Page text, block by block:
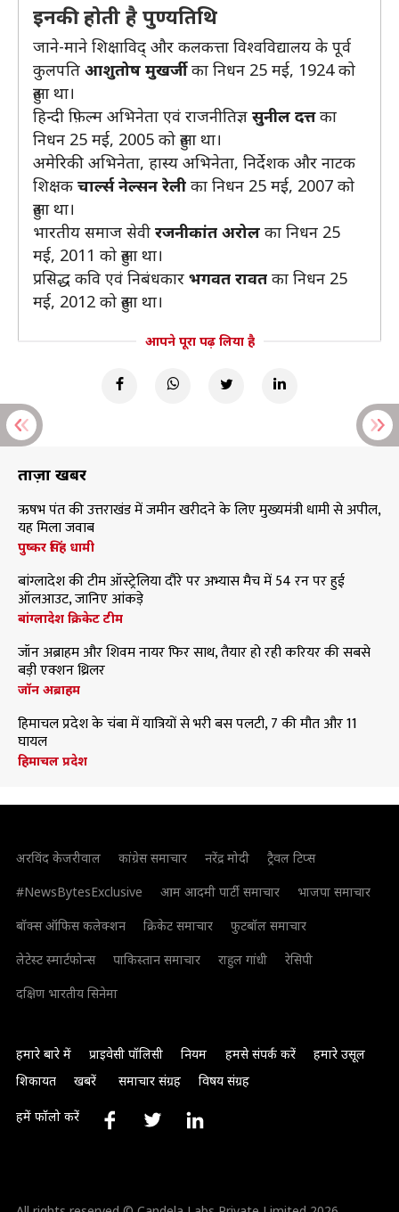
इनकी होती है पुण्यतिथि
जाने-माने शिक्षाविद् और कलकत्ता विश्वविद्यालय के पूर्व
कुलपति आशुतोष मुखर्जीका निधन 25 मई, 1924 को
हुआ था।
हिन्दी फ़िल्म अभिनेता एवं राजनीतिज्ञ सुनील दत्तका
निधन 25 मई, 2005 को हुआ था।
अमेरिकी अभिनेता, हास्य अभिनेता, निर्देशक और नाटक
शिक्षक चार्ल्स नेल्सन रेली का निधन 25 मई, 2007 को
हुआ था।
भारतीय समाज सेवी रजनीकांत अरोल का निधन 25
मई, 2011 को हुआ था।
प्रसिद्ध कवि एवं निबंधकार भगवत रावत का निधन 25
मई, 2012 को हुआ था।
आपने पूरा पढ़ लिया है
ताज़ा खबरें
ऋषभ पंत की उत्तराखंड में जमीन खरीदने के लिए मुख्यमंत्री धामी से अपील,
यह मिला जवाब
पुष्कर सिंह धामी
बांग्लादेश की टीम ऑस्ट्रेलिया दौरे पर अभ्यास मैच में 54 रन पर हुई
ऑलआउट, जानिए आंकड़े
बांग्लादेश क्रिकेट टीम
जॉन अब्राहम और शिवम नायर फिर साथ, तैयार हो रही करियर की सबसे
बड़ी एक्शन थ्रिलर
जॉन अब्राहम
हिमाचल प्रदेश के चंबा में यात्रियों से भरी बस पलटी, 7 की मौत और 11
घायल
हिमाचल प्रदेश
अरविंद केजरीवाल कांग्रेस समाचार नरेंद्र मोदी
ट्रैवल टिप्स
#NewsBytesExclusive
आम आदमी पार्टी समाचार
भाजपा समाचार
बॉक्स ऑफिस कलेक्शन
क्रिकेट समाचार
फुटबॉल समाचार
लेटेस्ट स्मार्टफोन्स
पाकिस्तान समाचार राहुल गांधी
रेसिपी
दक्षिण भारतीय सिनेमा
हमारे बारे में प्राइवेसी पॉलिसी नियम हमसे संपर्क करें
हमारे उसूल
शिकायत
खबरें समाचार संग्रह विषय संग्रह
हमें फॉलो करें